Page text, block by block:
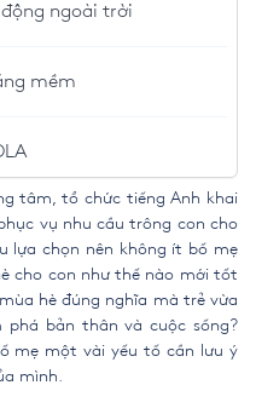
ngoài trời
mềm
tâm, tổ chức tiếng Anh khai
vụ nhu cầu trông con cho
lựa chọn nên không ít bố mẹ
cho con như thế nào mới tốt
hè đúng nghĩa mà trẻ vừa
phá bản thân và cuộc sống?
mẹ một vài yếu tố cần lưu ý
mình.